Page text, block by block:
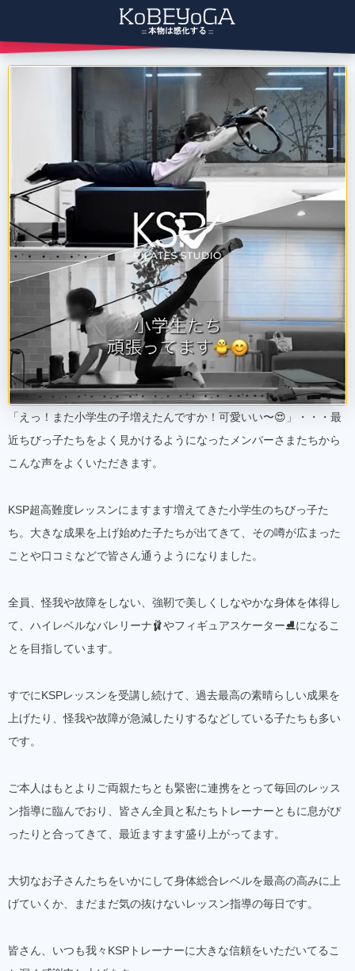
「えっ！また小学生の子増えたんですか！可愛いい〜😍」・・・最
近ちびっ子たちをよく見かけるようになったメンバーさまたちから
こんな声をよくいただきます。
KSP超高難度レッスンにますます増えてきた小学生のちびっ子た
ち。大きな成果を上げ始めた子たちが出てきて、その噂が広まった
ことや口コミなどで皆さん通うようになりました。
全員、怪我や故障をしない、強靭で美しくしなやかな身体を体得し
て、ハイレベルなバレリーナ🩰やフィギュアスケーター⛸️になるこ
とを目指しています。
すでにKSPレッスンを受講し続けて、過去最高の素晴らしい成果を
上げたり、怪我や故障が急減したりするなどしている子たちも多い
です。
ご本人はもとよりご両親たちとも緊密に連携をとって毎回のレッス
ン指導に臨んでおり、皆さん全員と私たちトレーナーともに息がぴ
ったりと合ってきて、最近ますます盛り上がってます。
大切なお子さんたちをいかにして身体総合レベルを最高の高みに上
げていくか、まだまだ気の抜けないレッスン指導の毎日です。
皆さん、いつも我々KSPトレーナーに大きな信頼をいただいてるこ